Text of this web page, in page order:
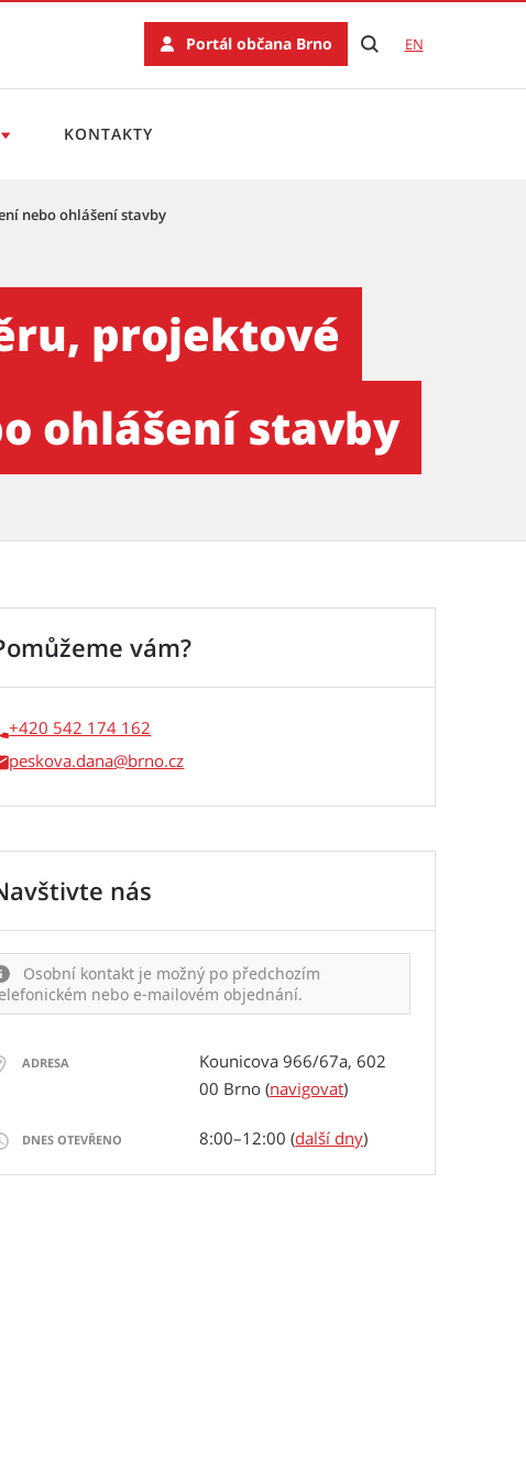
Portál občana Brno EN
KONTAKTY
nebo ohlášení stavby
projektové
ohlášení stavby
vám?
+420 542 174 162
peskova.dana
nás
Osobní kontakt je možný po předchozím
nebo e-mailovém objednání.
ADRESA
Kounicova 966/67a, 602
00 Brno (navigovat)
DNES OTEVŘENO 8:00–12:00 (další dny)